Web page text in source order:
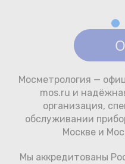
Мосметрология —
mos.ru и
организация,
обслуживании
Москве и
Мы аккредитованы